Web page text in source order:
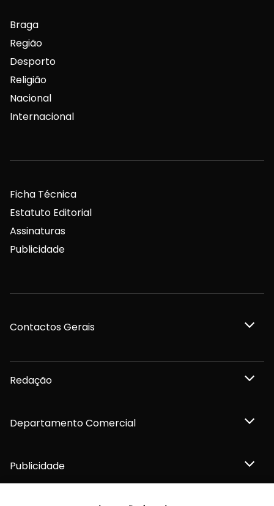
Braga
Região
Desporto
Religião
Nacional
Internacional
Ficha Técnica
Estatuto Editorial
Assinaturas
Publicidade
Contactos Gerais
Redação
Departamento Comercial
Publicidade